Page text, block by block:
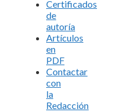
Certificados
de
autoría
Artículos
en
PDF
Contactar
con
la
Redacción